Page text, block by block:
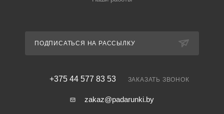
ПОДПИСАТЬСЯ НА РАССЫЛКУ
+375 44 577 83 53 ЗАКАЗАТЬ ЗВОНОК
zakaz@padarunki.by